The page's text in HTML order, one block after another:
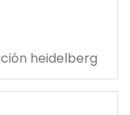
heidelberg